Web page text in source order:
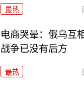
最热
电商哭晕：俄乌互
战争已没有后方
最热